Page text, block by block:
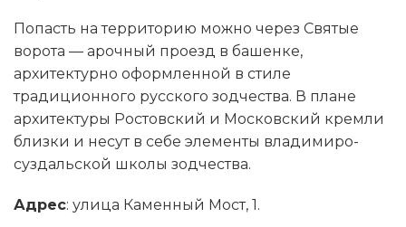
Попасть на территорию можно через Святые
ворота — арочный проезд в башенке,
архитектурно оформленной в стиле
традиционного русского зодчества. В плане
архитектуры Ростовский и Московский кремли
близки и несут в себе элементы владимиро-
суздальской школы зодчества.
Адрес: улица Каменный Мост, 1.